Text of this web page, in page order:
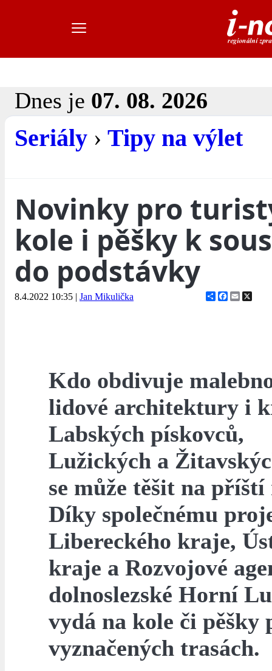
Dnes je 07. 08. 2026
Seriály › Tipy na výlet
Novinky pro
kole i pěšky k
do podstávky
8.4.2022 10:35 | Jan Mikulička ShareFacebook
Email
Kdo obdivuje
lidové architektury i
Labských pískovců,
Lužických a
se může těšit na
Díky společnému
Libereckého kraje,
kraje a Rozvojové
dolnoslezské Horní
vydá na kole či pěšky
vyznačených trasách.